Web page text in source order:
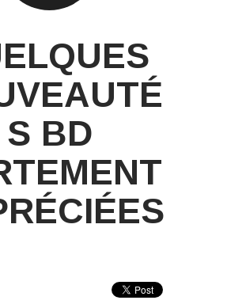
S BD